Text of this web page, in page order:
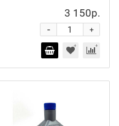
3 150р.
+
-